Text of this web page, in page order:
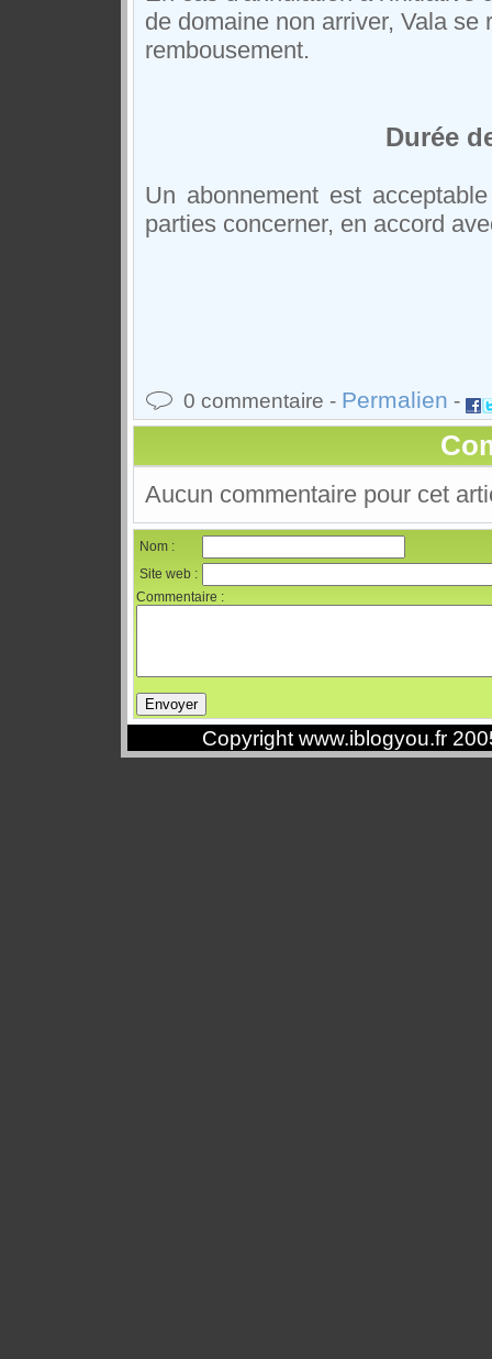
de domaine non arriver, Vala
rembousement.
Durée
Un abonnement est
parties concerner, en accord
0 commentaire - Permalien -
Aucun commentaire pour cet
Nom :
Site web :
Commentaire :
Copyright www.iblogyou.fr